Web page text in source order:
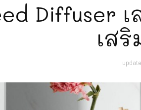
Diffuser
เส